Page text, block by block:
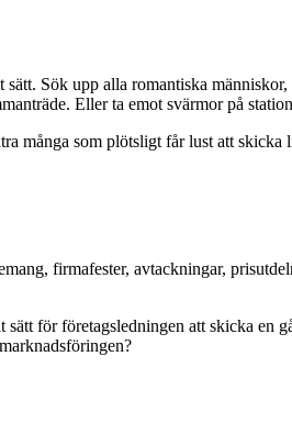
Sök upp alla romantiska
Eller ta emot svärmor på
många som plötsligt får lust att
firmafester, avtackningar,
för företagsledningen att skicka en